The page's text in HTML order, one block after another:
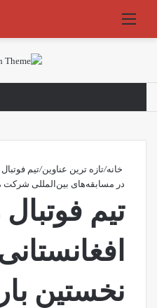
منو
خانه/تازه ترین عناوین/تیم
در مسابقه‌های بین‌المللی شرکت
تیم
نخستین